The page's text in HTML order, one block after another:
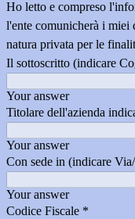
Ho letto e compreso
l'ente comunicherà i miei
natura privata per le
Il sottoscritto (indicare
Your answer
Titolare dell'azienda
Your answer
Con sede in (indicare
Your answer
Codice Fiscale *